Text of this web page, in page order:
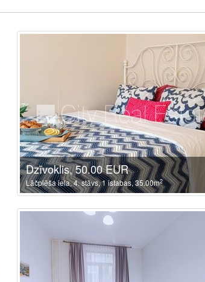
Dzīvoklis, 50.00 EUR
Lāčplēša iela, 4. stāvs, 1 istabas, 35.00m2